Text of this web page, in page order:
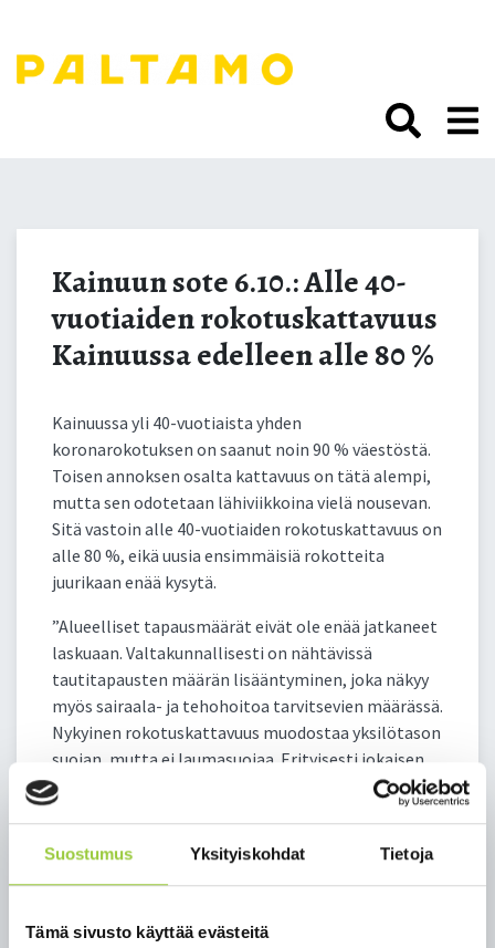
Suostumus Yksityiskohdat Tietoja
Tämä sivusto käyttää evästeitä
Kainuun sote 6.10.: Alle
40-vuotiaiden
rokotuskattavuus
80 %
Kainuun sote 6.10.: Alle 40-
vuotiaiden rokotuskattavuus
Kainuussa edelleen alle 80 %
Kainuussa yli 40-vuotiaista yhden
koronarokotuksen on saanut noin 90 % väestöstä.
Toisen annoksen osalta kattavuus on tätä alempi,
mutta sen odotetaan lähiviikkoina vielä nousevan.
Sitä vastoin alle 40-vuotiaiden rokotuskattavuus on
alle 80 %, eikä uusia ensimmäisiä rokotteita
juurikaan enää kysytä.
”Alueelliset tapausmäärät eivät ole enää jatkaneet
laskuaan. Valtakunnallisesti on nähtävissä
tautitapausten määrän lisääntyminen, joka näkyy
myös sairaala- ja tehohoitoa tarvitsevien määrässä.
Nykyinen rokotuskattavuus muodostaa yksilötason
suojan, mutta ei laumasuojaa. Erityisesti jokaisen
rokottamattoman riskiryhmään kuuluvan on oman
itsensä vuoksi syytä viivytyksettä rokottautua”,
Pekka Koukkari.
rokotuspisteillä, joiden aukioloajat löytyvät